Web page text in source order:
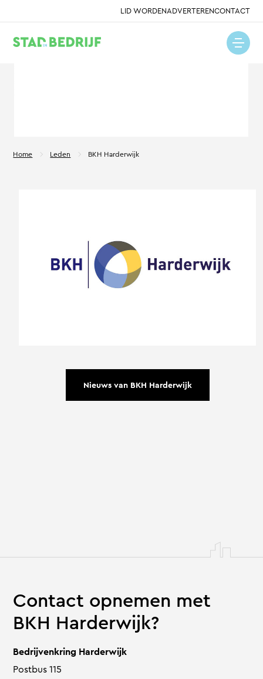
LID WORDENADVERTERENCONTACT
Home Leden BKH Harderwijk
Contact opnemen met
BKH Harderwijk?
Bedrijvenkring Harderwijk
Postbus 115
Nieuws van BKH Harderwijk